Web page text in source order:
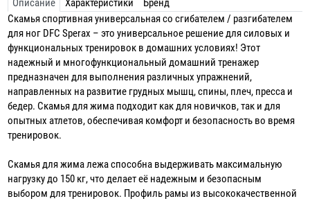
Описание Характеристики
Бренд
Скамья спортивная универсальная со сгибателем / разгибателем
для ног DFC Sperax – это универсальное решение для силовых и
функциональных тренировок в домашних условиях! Этот
надежный и многофункциональный домашний тренажер
предназначен для выполнения различных упражнений,
направленных на развитие грудных мышц, спины, плеч, пресса и
бедер. Скамья для жима подходит как для новичков, так и для
опытных атлетов, обеспечивая комфорт и безопасность во время
тренировок.
Скамья для жима лежа способна выдерживать максимальную
нагрузку до 150 кг, что делает её надежным и безопасным
выбором для тренировок. Профиль рамы из высококачественной